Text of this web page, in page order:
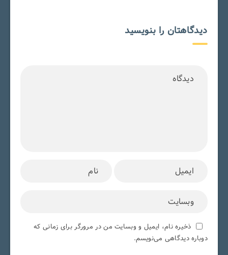
دیدگاهتان را بنویسید
ذخیره نام، ایمیل و وبسایت من در مرورگر برای زمانی که
دوباره دیدگاهی می‌نویسم.